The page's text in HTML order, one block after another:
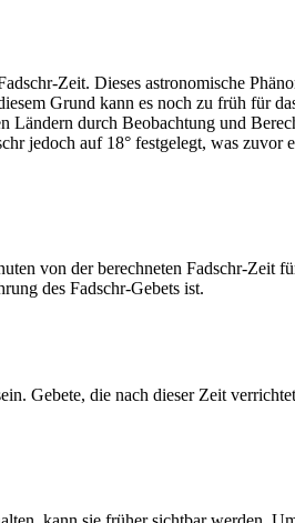
Zeit. Dieses astronomische
Grund kann es noch zu früh für
Ländern durch Beobachtung und
jedoch auf 18° festgelegt, was
von der berechneten Fadschr-Zeit
des Fadschr-Gebets ist.
Gebete, die nach dieser Zeit